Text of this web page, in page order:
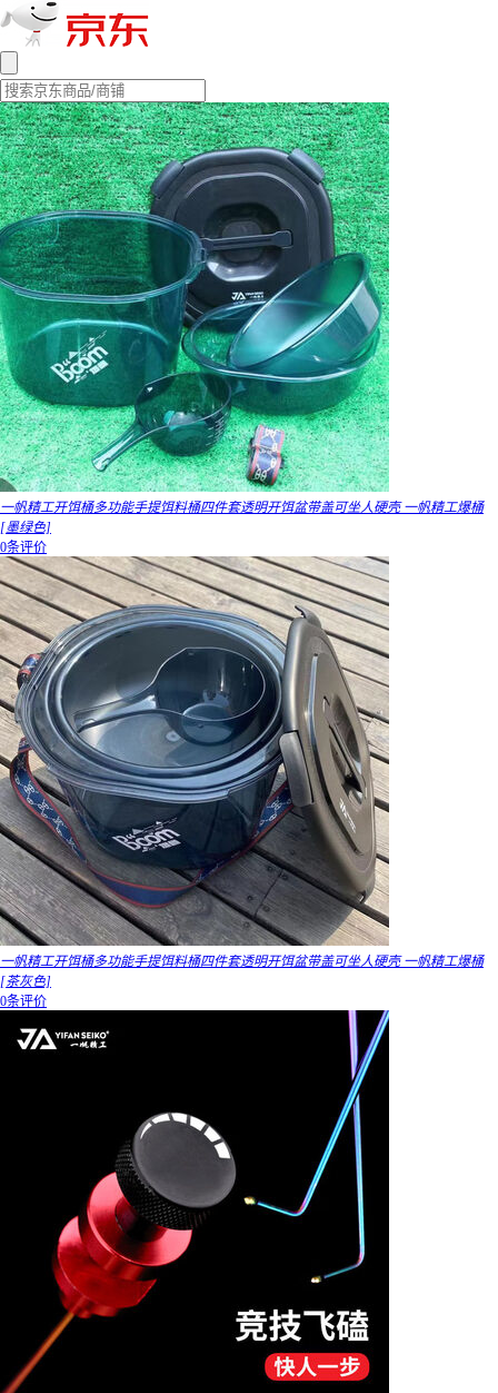
一帆精工开饵桶多功能手提饵料桶四件套透明开饵盆带盖可坐人硬壳 一帆精工爆桶
[墨绿色]
0条评价
一帆精工开饵桶多功能手提饵料桶四件套透明开饵盆带盖可坐人硬壳 一帆精工爆桶
[茶灰色]
0条评价